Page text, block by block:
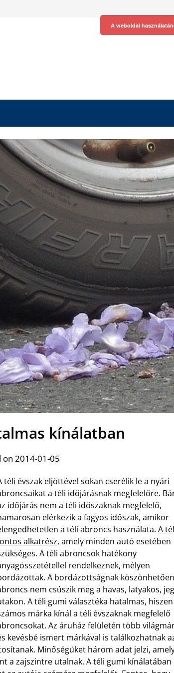
kínálatban
on 2014-01-05
téli évszak eljöttével sokan cserélik le a nyári
a téli időjárásnak megfelelőre.
időjárás nem a téli időszaknak megfelelő,
elérkezik a fagyos időszak, amikor
a téli abroncs használata. A
alkatrész, amely minden autó esetében
A téli abroncsok hatékony
rendelkeznek, mélyen
A bordázottságnak
nem csúszik meg a havas, latyakos,
A téli gumi választéka hatalmas, hiszen
márka kínál a téli évszaknak megfelelő
Az áruház felületén több
kevésbé ismert márkával is találkozhatnak
Minőségüket három adat jelzi,
a zajszintre utalnak. A téli gumi kínálatában
A weboldal